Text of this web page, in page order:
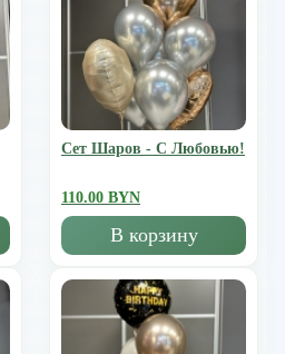
Сет Шаров - С Любовью!
110.00 BYN
В корзину